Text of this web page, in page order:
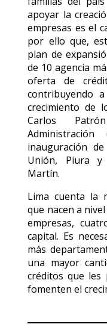
apoyar la
empresas es el
por ello que,
plan de
de 10 agencia
oferta de
contribuyendo
crecimiento de
Carlos
inauguración
Unión, Piura y
Martín.
Lima cuenta la
que nacen a
empresas,
capital. Es
más
una mayor
créditos que les
fomenten el